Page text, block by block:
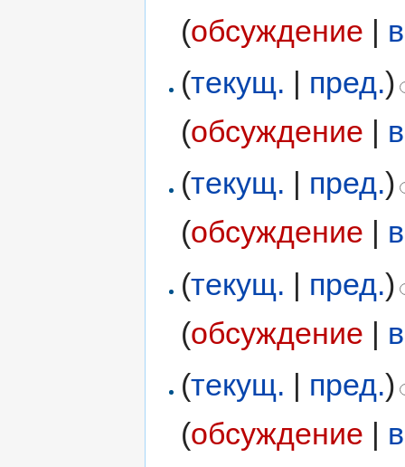
(обсуждение |
(текущ. | пред.)
(обсуждение |
(текущ. пред.)
(обсуждение
(текущ. | пред.)
(обсуждение |
(текущ. | пред.)
(обсуждение |